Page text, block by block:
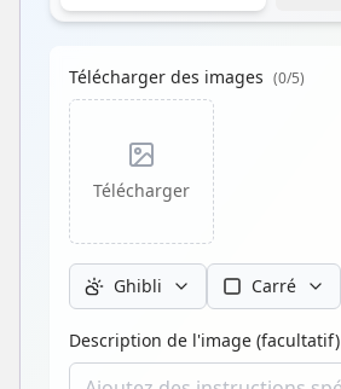
Télécharger des images (0/5)
Télécharger
Ghibli Carré
Description de l'image (facultatif)